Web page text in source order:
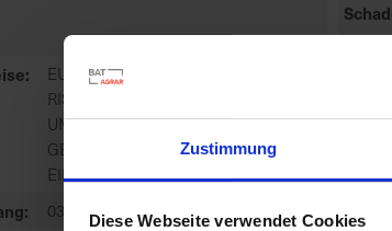
Zustimmung
Diese Webseite verwendet Cookies
EUH401-ZUR VERMEIDUNG VON
RISIKEN FÜR MENSCH UND
UMWELT DIE
GEBRAUCHSANLEITUNG
EINHALTEN.
03.06.2015